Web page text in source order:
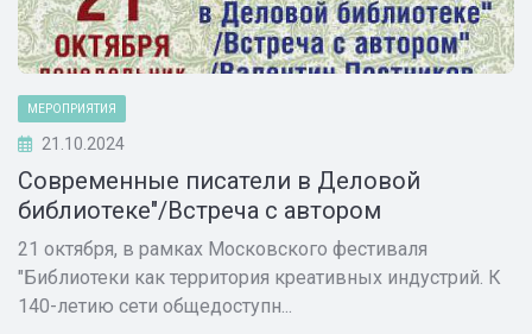
МЕРОПРИЯТИЯ
21.10.2024
Современные писатели в Деловой
библиотеке"/Встреча с автором
21 октября, в рамках Московского фестиваля
"Библиотеки как территория креативных индустрий. К
140-летию сети общедоступн...